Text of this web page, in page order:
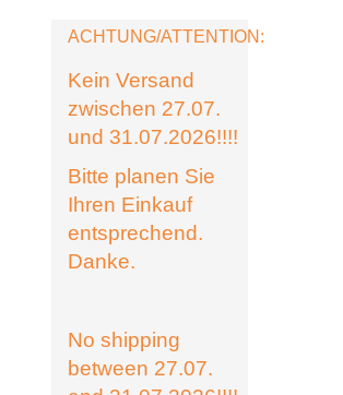
ACHTUNG/ATTENTION:
Kein Versand
zwischen 27.07.
und 31.07.2026!!!!
Bitte planen Sie
Ihren Einkauf
entsprechend.
Danke.
No shipping
between 27.07.